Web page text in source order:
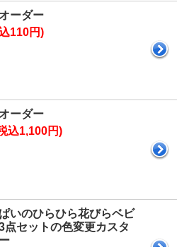
ーダー
110円)
ーダー
込1,100円)
いのひらひら花びらベビ
点セットの色変更カスタ